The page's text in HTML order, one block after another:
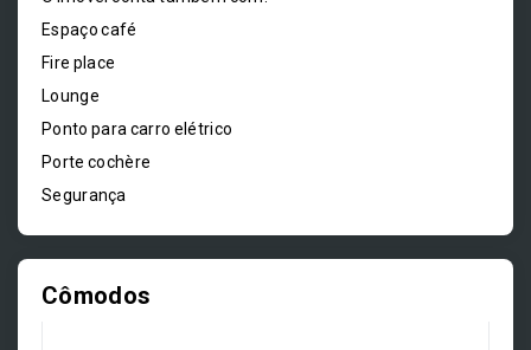
Espaço café
Fire place
Lounge
Ponto para carro elétrico
Porte cochère
Segurança
Cômodos